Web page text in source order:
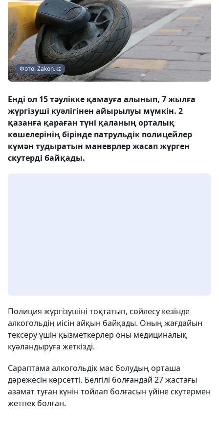
Фото: Zakon.kz
Енді ол 15 тәулікке қамауға алынып, 7 жылға
жүргізуші куәлігінен айырылуы мүмкін. 2
қазанға қараған түні қаланың орталық
көшелерінің бірінде патрульдік полицейлер
күмән тудыратын маневрлер жасап жүрген
скутерді байқады.
Полиция жүргізушіні тоқтатып, сөйлесу кезінде
алкогольдің иісін айқын байқады. Оның жағдайын
тексеру үшін қызметкерлер оны медициналық
куәландыруға жеткізді.
Сараптама алкогольдік мас болудың орташа
дәрежесін көрсетті. Белгілі болғандай 27 жастағы
азамат туған күнін тойлап болғасын үйіне скутермен
жетпек болған.